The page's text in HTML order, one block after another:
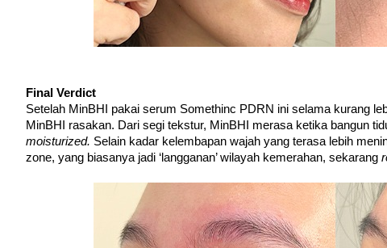
Final Verdict
Setelah MinBHI pakai serum Somethinc PDRN ini selama kurang
moisturized. Selain kadar kelembapan wajah yang terasa lebih
zone, yang biasanya jadi ‘langganan’ wilayah kemerahan, sekarang